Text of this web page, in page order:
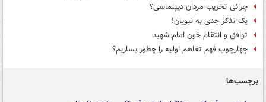
چرائی تخریب مردان دیپلماسی؟
یک تذکر جدی به نبویان!
توافق و انتقام خون امام شهید
چهارچوب فهم تفاهم اولیه‌ را چطور بسازیم؟
برچسب‌ها